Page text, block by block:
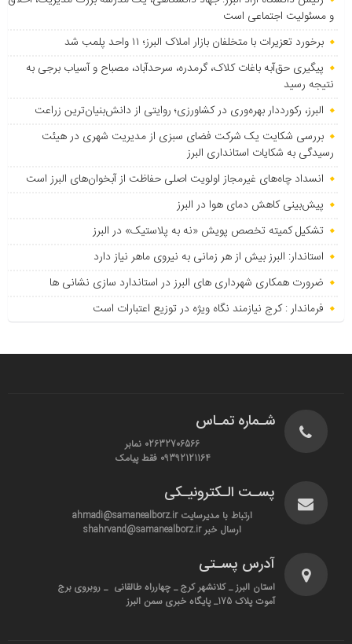
و مسئولیت اجتماعی است
برخورد تعزیرات با متخلفان بازار املاک البرز؛ ۱۱ واحد پلمب شد
پیگیری حق‌آبه باغات کلاک، گرمدره، سرحدآباد، مصباح و آسیاب برجی به
نتیجه رسید
البرز، رکورددار بهره‌وری در کشاورزی؛ روایتی از دانش‌بنیان‌ترین زراعت
بررسی شکایت یک شرکت فضای سبزی از مدیریت شهری در هیئت
رسیدگی به شکایات استانداری البرز
انسداد چاه‌های غیرمجاز اولویت اصلی حفاظت از آبخوان‌های البرز است
پیش‌بینی کاهش دمای هوا در البرز
تشکیل کمیته تخصص پویش «نه به پلاستیک» در البرز
استاندار: البرز بیش از هر زمانی به نیروی ماهر نیاز دارد
ضرورت همکاری شهرداری های البرز در استاندارد سازی نشانی ها
فرماندار : کرج نیازمند نگاه ویژه در توزیع اعتبارات است
شـماره تمـاس
02632706566 نمابر
09392121164 فقط پیامک
پسـت الـکترونیـکی
ارتباط با مدیرسایت ahmadi@samanealborz.ir
ارسال خبر shahrvand@samanealborz.ir
آدرس پسـتی
استان البرز _ کلانشهر کرج _ چهارراه طالقانی _ روبروی برج
آموت پلاک 175_ پایگاه خبری سمن البرز